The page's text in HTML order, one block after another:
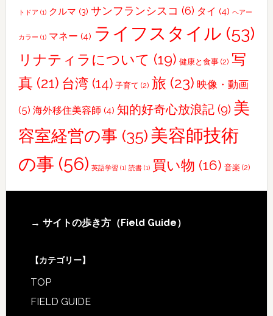
トドア (1) クルマ (3) サンフランシスコ (6) タイ (4) ヘアー
カラー (1) マネー (4) ライフスタイル (53)
リナティラについて (19) 健康と食事(2) 写
真 (21) 台湾(14) 子育て (2) 旅 (23) 映像・動画
(5) 海外移住美容師 (4) 知的好奇心放浪記(9) 美
容室経営の事 (35)美容師技術
の事 (56) 英語学習 (1) 読書(1) 買い物 (16) 音楽(2)
Footer
→ サイトの歩き方（Field Guide）
【カテゴリー】
TOP
FIELD GUIDE